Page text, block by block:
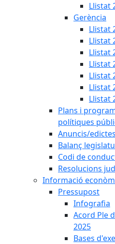
Llistat
Gerència
Llistat
Llistat
Llistat
Llistat
Llistat
Llistat
Llistat
Plans i
polítiques
Anuncis/edictes
Balanç
Codi de
Resolucions
Informació
Pressupost
Infografia
Acord Ple
2025
Bases